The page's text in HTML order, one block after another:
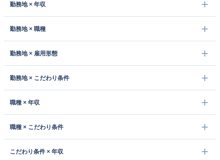
勤務地 × 年収
勤務地 × 職種
勤務地 × 雇用形態
勤務地 × こだわり条件
職種 × 年収
職種 × こだわり条件
こだわり条件 × 年収